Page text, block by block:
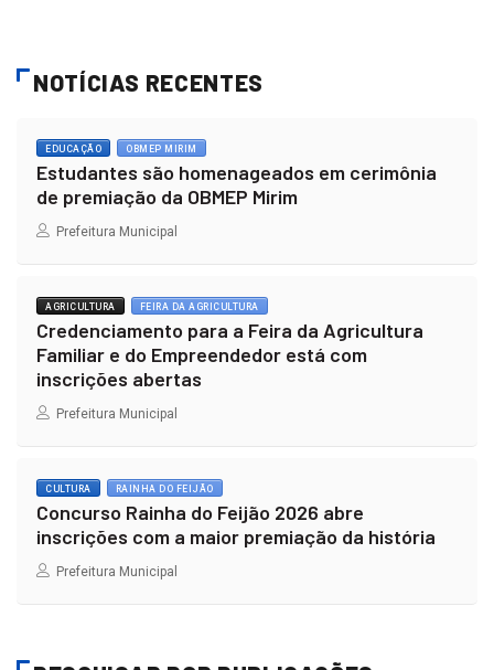
NOTÍCIAS RECENTES
EDUCAÇÃO OBMEP MIRIM
Estudantes são homenageados em cerimônia
de premiação da OBMEP Mirim
Prefeitura Municipal
AGRICULTURA FEIRA DA AGRICULTURA
Credenciamento para a Feira da Agricultura
Familiar e do Empreendedor está com
inscrições abertas
Prefeitura Municipal
CULTURA RAINHA DO FEIJÃO
Concurso Rainha do Feijão 2026 abre
inscrições com a maior premiação da história
Prefeitura Municipal